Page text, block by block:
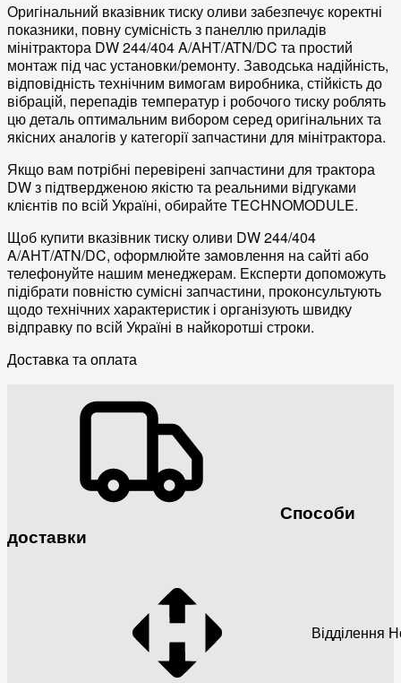
Оригінальний вказівник тиску оливи забезпечує коректні
показники, повнусумісністьз панеллю приладів
мінітрактора DW 244/404 A/AHT/ATN/DC та простий
монтаж під часустановки/ремонту. Заводська надійність,
відповідність технічним вимогам виробника, стійкість до
вібрацій, перепадів температур і робочого тиску роблять
цю деталь оптимальним вибором середоригінальнихта
якісниханалогів у категоріїзапчастини для мінітрактора.
Якщо вам потрібні перевірені запчастини для трактора
DW з підтвердженою якістю та реальними відгуками
клієнтів по всій Україні, обирайте TECHNOMODULE.
Щоб купити вказівник тиску оливи DW 244/404
A/AHT/ATN/DC, оформлюйте замовлення на сайті або
телефонуйте нашим менеджерам. Експерти допоможуть
підібрати повністю сумісні запчастини, проконсультують
щодо технічних характеристик і організують швидку
відправку по всій Україні в найкоротші строки.
Доставка та оплата
Способи
доставки
Відділення